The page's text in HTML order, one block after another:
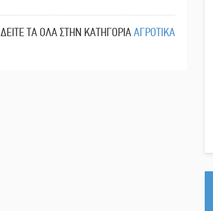
ΔΕΙΤΕ ΤΑ ΟΛΑ ΣΤΗΝ ΚΑΤΗΓΟΡΙΑΑΓΡΟΤΙΚΑ